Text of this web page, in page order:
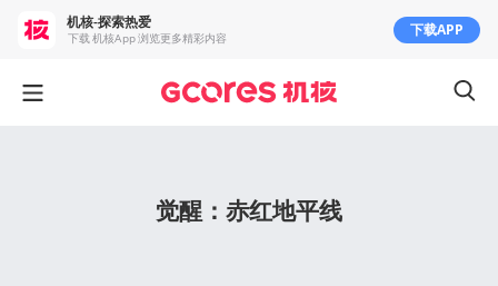
觉醒：赤红地平线
机核-探索热爱
下载 机核App 浏览更多精彩内容 下载APP